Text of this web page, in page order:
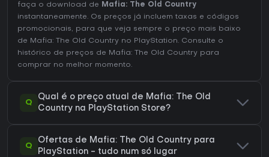
faça o download de
Mafia: The Old Country
instantaneamente. Os preços já incluem taxas e códigos
promocionais, para que veja sempre o preço mais baixo
de Mafia: The Old Country no PlayStation. Consulte o
histórico de preços de Mafia: The Old Country para
comprar no melhor momento.
Q
Qual é o preço atual de Mafia: The Old
Country na PlayStation Store?
Q
Ofertas de Mafia: The Old Country para
PlayStation - tudo num só lugar